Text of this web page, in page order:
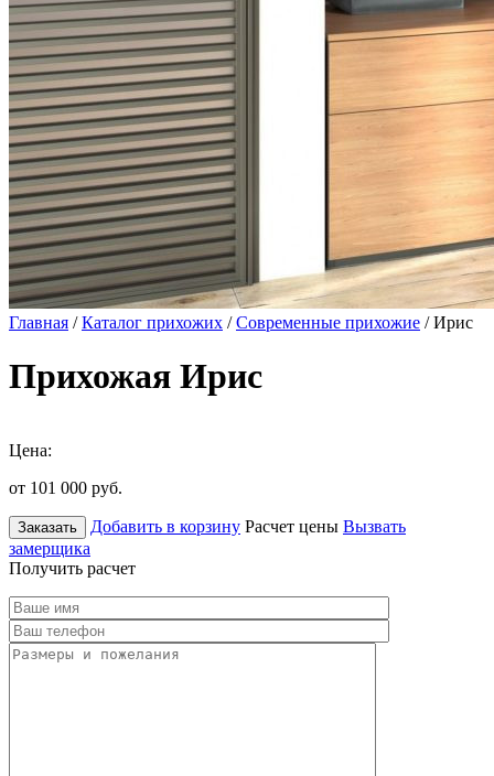
Главная /Каталог прихожих /Современные прихожие / Ирис
Прихожая Ирис
Цена:
от 101 000 руб.
Заказать Добавить в корзину Расчет цены Вызвать
замерщика
Получить расчет